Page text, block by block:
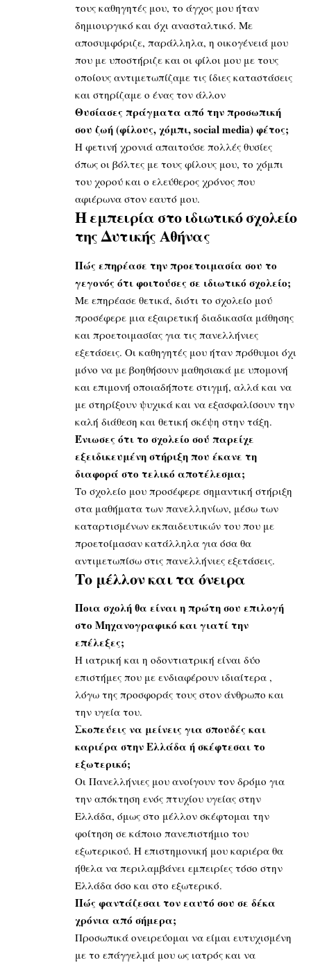
τους καθηγητές μου, το άγχος μου ήταν
δημιουργικό και όχι ανασταλτικό. Με
αποσυμφόριζε, παράλληλα, η οικογένειά μου
που με υποστήριζε και οι φίλοι μου με τους
οποίους αντιμετωπίζαμε τις ίδιες καταστάσεις
και στηρίζαμε ο ένας τον άλλον
Θυσίασες πράγματα από την προσωπική
σου ζωή (φίλους, χόμπι, social media) φέτος;
Η φετινή χρονιά απαιτούσε πολλές θυσίες
όπως οι βόλτες με τους φίλους μου, το χόμπι
του χορού και ο ελεύθερος χρόνος που
αφιέρωνα στον εαυτό μου.
Η εμπειρία στο ιδιωτικό σχολείο
της Δυτικής Αθήνας
Πώς επηρέασε την προετοιμασία σου το
γεγονός ότι φοιτούσες σε ιδιωτικό σχολείο;
Με επηρέασε θετικά, διότι το σχολείο μού
προσέφερε μια εξαιρετική διαδικασία μάθησης
και προετοιμασίας για τις πανελλήνιες
εξετάσεις. Οι καθηγητές μου ήταν πρόθυμοι όχι
μόνο να με βοηθήσουν μαθησιακά με υπομονή
και επιμονή οποιαδήποτε στιγμή, αλλά και να
με στηρίξουν ψυχικά και να εξασφαλίσουν την
καλή διάθεση και θετική σκέψη στην τάξη.
Ένιωσες ότι το σχολείο σού παρείχε
εξειδικευμένη στήριξη που έκανε τη
διαφορά στο τελικό αποτέλεσμα;
Το σχολείο μου προσέφερε σημαντική στήριξη
στα μαθήματα των πανελληνίων, μέσω των
καταρτισμένων εκπαιδευτικών του που με
προετοίμασαν κατάλληλα για όσα θα
αντιμετωπίσω στις πανελλήνιες εξετάσεις.
Το μέλλον και τα όνειρα
Ποια σχολή θα είναι η πρώτη σου επιλογή
στο Μηχανογραφικό και γιατί την
επέλεξες;
Η ιατρική και η οδοντιατρική είναι δύο
επιστήμες που με ενδιαφέρουν ιδιαίτερα ,
λόγω της προσφοράς τους στον άνθρωπο και
την υγεία του.
Σκοπεύεις να μείνεις για σπουδές και
καριέρα στην Ελλάδα ή σκέφτεσαι το
εξωτερικό;
Οι Πανελλήνιες μου ανοίγουν τον δρόμο για
την απόκτηση ενός πτυχίου υγείας στην
Ελλάδα, όμως στο μέλλον σκέφτομαι την
φοίτηση σε κάποιο πανεπιστήμιο του
εξωτερικού. Η επιστημονική μου καριέρα θα
ήθελα να περιλαμβάνει εμπειρίες τόσο στην
Ελλάδα όσο και στο εξωτερικό.
Πώς φαντάζεσαι τον εαυτό σου σε δέκα
χρόνια από σήμερα;
Προσωπικά ονειρεύομαι να είμαι ευτυχισμένη
με το επάγγελμά μου ως ιατρός και να